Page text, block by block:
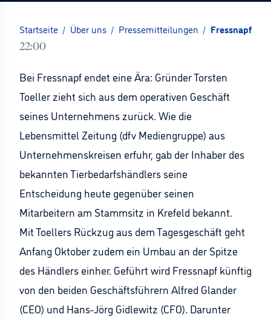
Startseite / Über uns / Pressemitteilungen / Fressnapf:
22:00
Bei Fressnapf endet eine Ära: Gründer Torsten
Toeller zieht sich aus dem operativen Geschäft
seines Unternehmens zurück. Wie die
Lebensmittel Zeitung (dfv Mediengruppe) aus
Unternehmenskreisen erfuhr, gab der Inhaber des
bekannten Tierbedarfshändlers seine
Entscheidung heute gegenüber seinen
Mitarbeitern am Stammsitz in Krefeld bekannt.
Mit Toellers Rückzug aus dem Tagesgeschäft geht
Anfang Oktober zudem ein Umbau an der Spitze
des Händlers einher. Geführt wird Fressnapf künftig
von den beiden Geschäftsführern Alfred Glander
(CEO) und Hans-Jörg Gidlewitz (CFO). Darunter